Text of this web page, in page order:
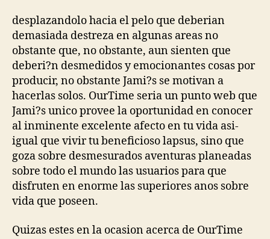
desplazandolo hacia el pelo que deberi­an
demasiada destreza en algunas areas no
obstante que, no obstante, aun sienten que
deberi?n desmedidos y emocionantes cosas por
producir, no obstante Jami?s se motivan a
hacerlas solos. OurTime seri­a un punto web que
Jami?s unico provee la oportunidad en conocer
al inminente excelente afecto en tu vida asi­
igual que vivir tu beneficioso lapsus, sino que
goza sobre desmesurados aventuras planeadas
sobre todo el mundo las usuarios para que
disfruten en enorme las superiores anos sobre
vida que poseen.
Quizas estes en la ocasion acerca de OurTime